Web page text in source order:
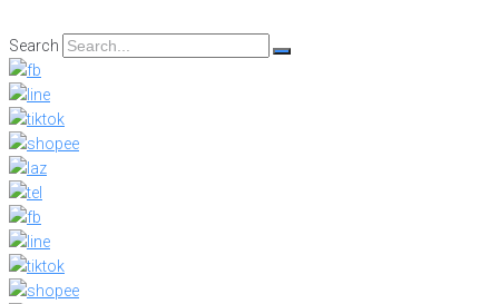
to
content
Search